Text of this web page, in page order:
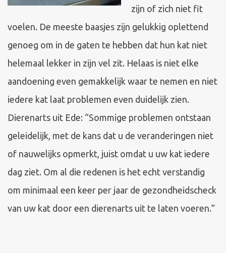
zijn of zich niet fit
voelen. De meeste baasjes zijn gelukkig oplettend
genoeg om in de gaten te hebben dat hun kat niet
helemaal lekker in zijn vel zit. Helaas is niet elke
aandoening even gemakkelijk waar te nemen en niet
iedere kat laat problemen even duidelijk zien.
Dierenarts uit Ede: “Sommige problemen ontstaan
geleidelijk, met de kans dat u de veranderingen niet
of nauwelijks opmerkt, juist omdat u uw kat iedere
dag ziet. Om al die redenen is het echt verstandig
om minimaal een keer per jaar de gezondheidscheck
van uw kat door een dierenarts uit te laten voeren.”